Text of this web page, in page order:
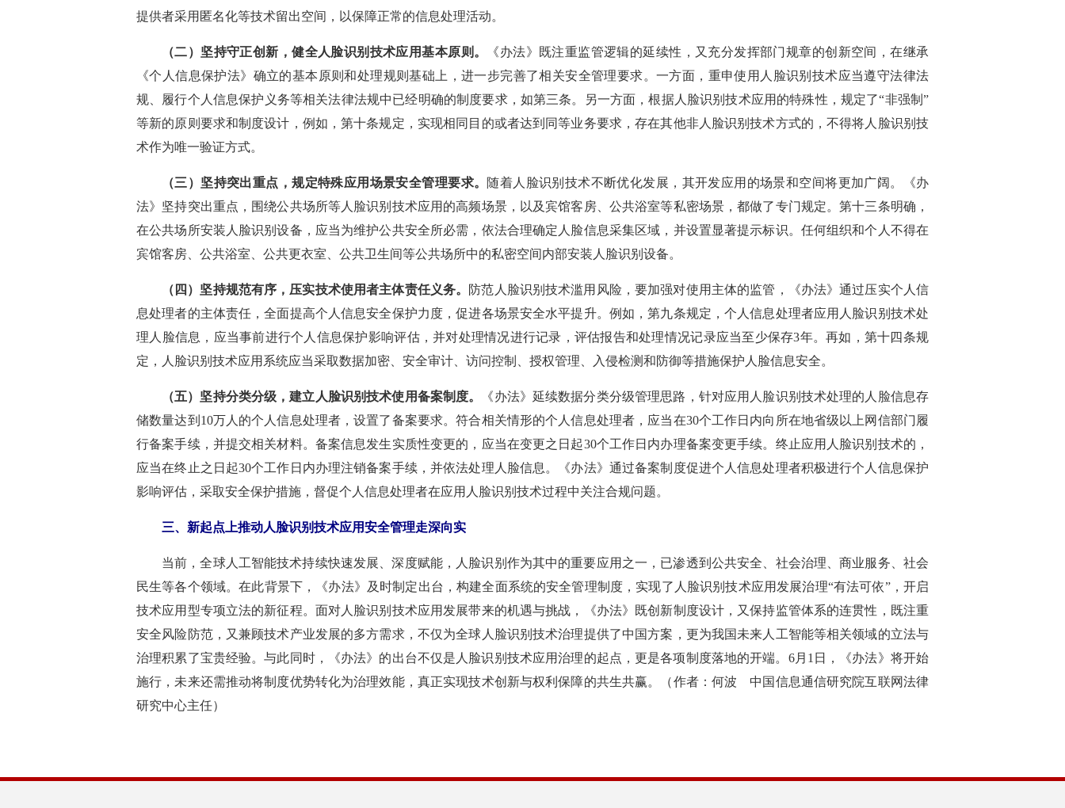
提供者采用匿名化等技术留出空间，以保障正常的信息处理活动。
（二）坚持守正创新，健全人脸识别技术应用基本原则。
《办法》既注重监管逻辑的延续性，又充分发挥部门规章的创新空间，在继承
《个人信息保护法》确立的基本原则和处理规则基础上，进一步完善了相关安全管理要求。一方面，重申使用人脸识别技术应当遵守法律法
规、履行个人信息保护义务等相关法律法规中已经明确的制度要求，如第三条。另一方面，根据人脸识别技术应用的特殊性，规定了“非强制”
等新的原则要求和制度设计，例如，第十条规定，实现相同目的或者达到同等业务要求，存在其他非人脸识别技术方式的，不得将人脸识别技
术作为唯一验证方式。
（三）坚持突出重点，规定特殊应用场景安全管理要求。 随着人脸识别技术不断优化发展，其开发应用的场景和空间将更加广阔。《办
法》坚持突出重点，围绕公共场所等人脸识别技术应用的高频场景，以及宾馆客房、公共浴室等私密场景，都做了专门规定。第十三条明确，
在公共场所安装人脸识别设备，应当为维护公共安全所必需，依法合理确定人脸信息采集区域，并设置显著提示标识。任何组织和个人不得在
宾馆客房、公共浴室、公共更衣室、公共卫生间等公共场所中的私密空间内部安装人脸识别设备。
（四）坚持规范有序，压实技术使用者主体责任义务。
防范人脸识别技术滥用风险，要加强对使用主体的监管，《办法》通过压实个人信
息处理者的主体责任，全面提高个人信息安全保护力度，促进各场景安全水平提升。例如，第九条规定，个人信息处理者应用人脸识别技术处
理人脸信息，应当事前进行个人信息保护影响评估，并对处理情况进行记录，评估报告和处理情况记录应当至少保存3年。再如，第十四条规
定，人脸识别技术应用系统应当采取数据加密、安全审计、访问控制、授权管理、入侵检测和防御等措施保护人脸信息安全。
（五）坚持分类分级，建立人脸识别技术使用备案制度。
《办法》延续数据分类分级管理思路，针对应用人脸识别技术处理的人脸信息存
储数量达到10万人的个人信息处理者，设置了备案要求。符合相关情形的个人信息处理者，应当在30个工作日内向所在地省级以上网信部门履
行备案手续，并提交相关材料。备案信息发生实质性变更的，应当在变更之日起30个工作日内办理备案变更手续。终止应用人脸识别技术的，
应当在终止之日起30个工作日内办理注销备案手续，并依法处理人脸信息。《办法》通过备案制度促进个人信息处理者积极进行个人信息保护
影响评估，采取安全保护措施，督促个人信息处理者在应用人脸识别技术过程中关注合规问题。
三、新起点上推动人脸识别技术应用安全管理走深向实
当前，全球人工智能技术持续快速发展、深度赋能，人脸识别作为其中的重要应用之一，已渗透到公共安全、社会治理、商业服务、社会
民生等各个领域。在此背景下，《办法》及时制定出台，构建全面系统的安全管理制度，实现了人脸识别技术应用发展治理“有法可依”，开启
技术应用型专项立法的新征程。面对人脸识别技术应用发展带来的机遇与挑战，《办法》既创新制度设计，又保持监管体系的连贯性，既注重
安全风险防范，又兼顾技术产业发展的多方需求，不仅为全球人脸识别技术治理提供了中国方案，更为我国未来人工智能等相关领域的立法与
治理积累了宝贵经验。与此同时，《办法》的出台不仅是人脸识别技术应用治理的起点，更是各项制度落地的开端。6月1日，《办法》将开始
施行，未来还需推动将制度优势转化为治理效能，真正实现技术创新与权利保障的共生共赢。（作者：何波 中国信息通信研究院互联网法律
研究中心主任）